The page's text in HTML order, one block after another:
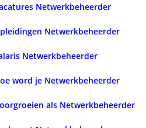
Netwerkbeheerder
Netwerkbeheerder
Netwerkbeheerder
word je Netwerkbeheerder
als Netwerkbeheerder